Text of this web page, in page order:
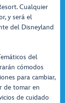
Cualquier
y será el
del Disneyland
del
cómodos
para cambiar,
de tomar en
de cuidado